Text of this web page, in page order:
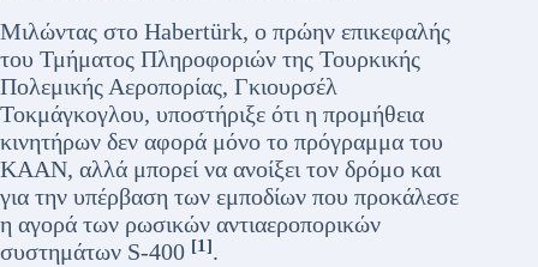
Μιλώντας στο Habertürk, ο πρώην επικεφαλής
του Τμήματος Πληροφοριών της Τουρκικής
Πολεμικής Αεροπορίας, Γκιουρσέλ
Τοκμάγκογλου, υποστήριξε ότι η προμήθεια
κινητήρων δεν αφορά μόνο το πρόγραμμα του
KAAN, αλλά μπορεί να ανοίξει τον δρόμο και
για την υπέρβαση των εμποδίων που προκάλεσε
η αγορά των ρωσικών αντιαεροπορικών
συστημάτων S-400 [1].